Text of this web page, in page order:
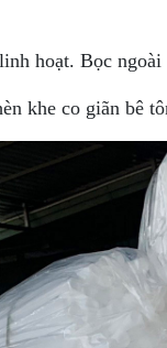
hoạt. Bọc
khe co giãn bê